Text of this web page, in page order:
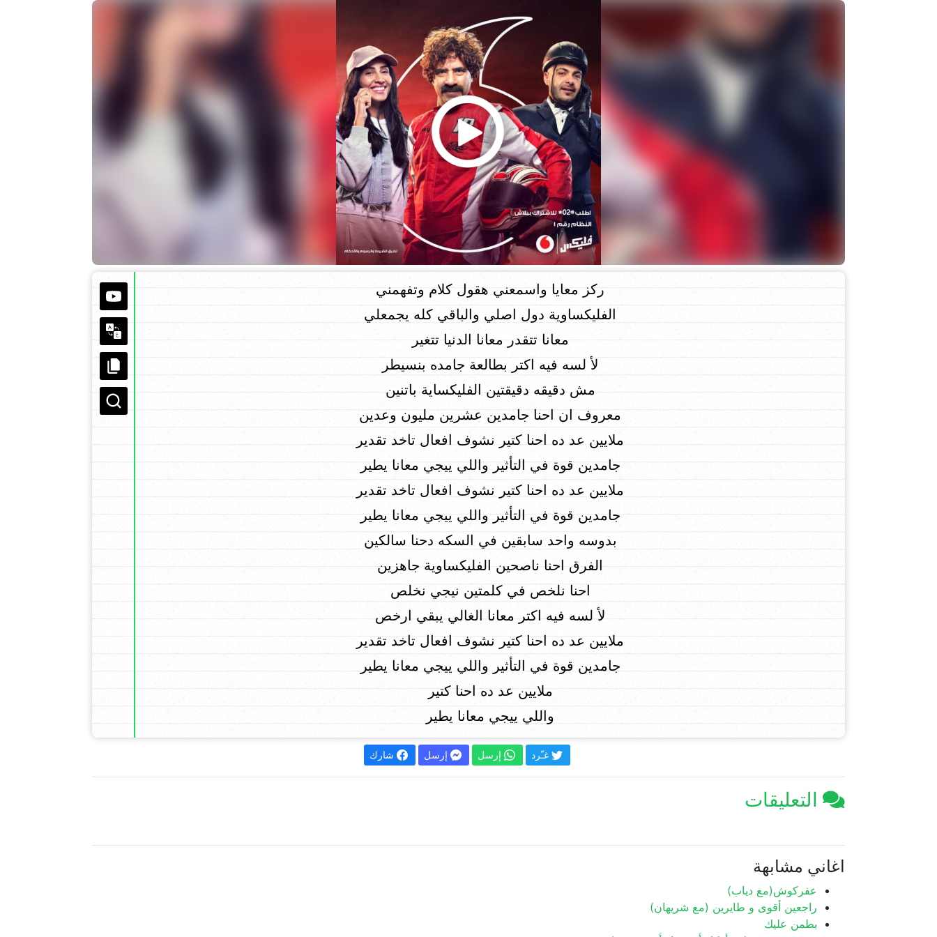
ركز معايا واسمعني هقول كلام وتفهمني
الفليكساوية دول اصلي والباقي كله يجمعلي
معانا تتقدر معانا الدنيا تتغير
لأ لسه فيه اكتر بطالعة جامده بنسيطر
مش دقيقه دقيقتين الفليكساية باتنين
معروف ان احنا جامدين عشرين مليون وعدين
ملايين عد ده احنا كتير نشوف افعال تاخد تقدير
جامدين قوة في التأثير واللي ييجي معانا يطير
ملايين عد ده احنا كتير نشوف افعال تاخد تقدير
جامدين قوة في التأثير واللي ييجي معانا يطير
بدوسه واحد سابقين في السكه دحنا سالكين
الفرق احنا ناصحين الفليكساوية جاهزين
احنا نلخص في كلمتين نيجي نخلص
لأ لسه فيه اكتر معانا الغالي يبقي ارخص
ملايين عد ده احنا كتير نشوف افعال تاخد تقدير
جامدين قوة في التأثير واللي ييجي معانا يطير
ملايين عد ده احنا كتير
واللي ييجي معانا يطير
التعليقات
اغاني مشابهة
عفركوش(مع دياب)
راجعين أقوى و طايرين (مع شريهان)
بطمن عليك